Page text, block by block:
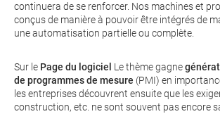
continuera de se renforcer. Nos machines et
conçus de manière à pouvoir être intégrés de
une automatisation partielle ou complète.
Sur le Page du logiciel Le thème gagne
de programmes de mesure (PMI) en
les entreprises découvrent ensuite que les
construction, etc. ne sont souvent pas encore